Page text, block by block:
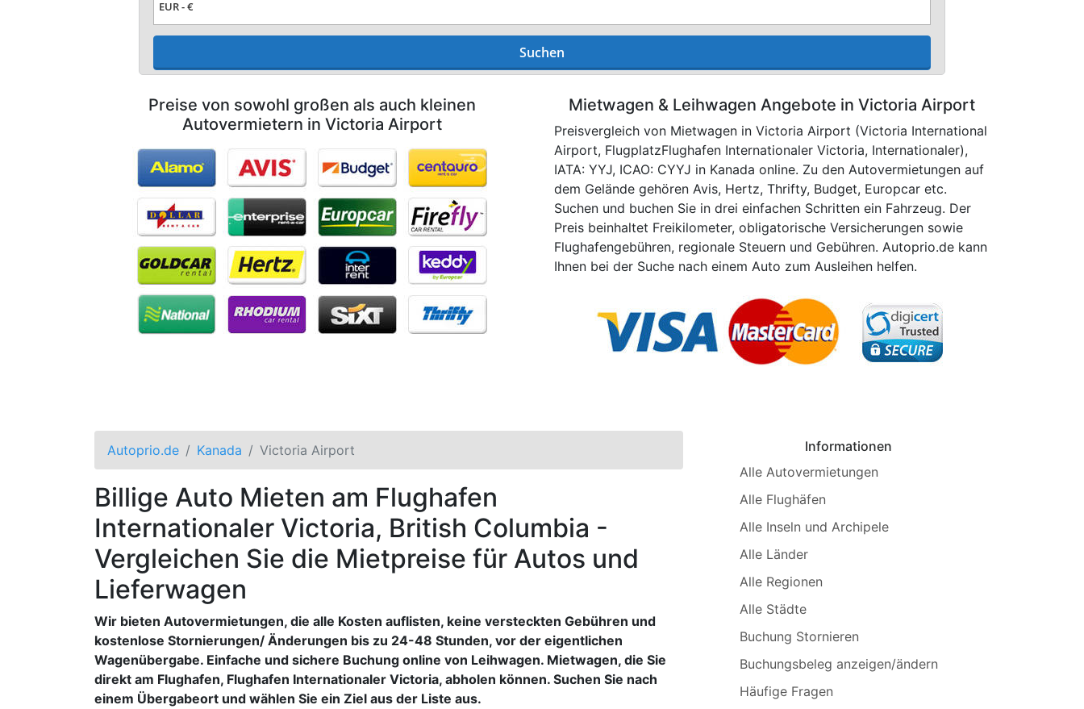
Suchen
Preise von sowohl großen als auch kleinen
Autovermietern in Victoria Airport
Mietwagen & Leihwagen Angebote in Victoria Airport
Preisvergleich von Mietwagen in Victoria Airport (Victoria International
Airport, FlugplatzFlughafen Internationaler Victoria, Internationaler),
IATA: YYJ, ICAO: CYYJ in Kanada online. Zu den Autovermietungen auf
dem Gelände gehören Avis, Hertz, Thrifty, Budget, Europcar etc.
Suchen und buchen Sie in drei einfachen Schritten ein Fahrzeug. Der
Preis beinhaltet Freikilometer, obligatorische Versicherungen sowie
Flughafengebühren, regionale Steuern und Gebühren. Autoprio.de kann
Ihnen bei der Suche nach einem Auto zum Ausleihen helfen.
Autoprio.de Kanada Victoria Airport
Billige Auto Mieten am Flughafen
Internationaler Victoria, British Columbia -
Vergleichen Sie die Mietpreise für Autos und
Lieferwagen
Wir bieten Autovermietungen, die alle Kosten auflisten, keine versteckten Gebühren und
kostenlose Stornierungen/ Änderungen bis zu 24-48 Stunden, vor der eigentlichen
Wagenübergabe. Einfache und sichere Buchung online von Leihwagen. Mietwagen, die Sie
direkt am Flughafen, Flughafen Internationaler Victoria, abholen können. Suchen Sie nach
einem Übergabeort und wählen Sie ein Ziel aus der Liste aus.
Informationen
Alle Autovermietungen
Alle Flughäfen
Alle Inseln und Archipele
Alle Länder
Alle Regionen
Alle Städte
Buchung Stornieren
Buchungsbeleg anzeigen/ändern
Häufige Fragen